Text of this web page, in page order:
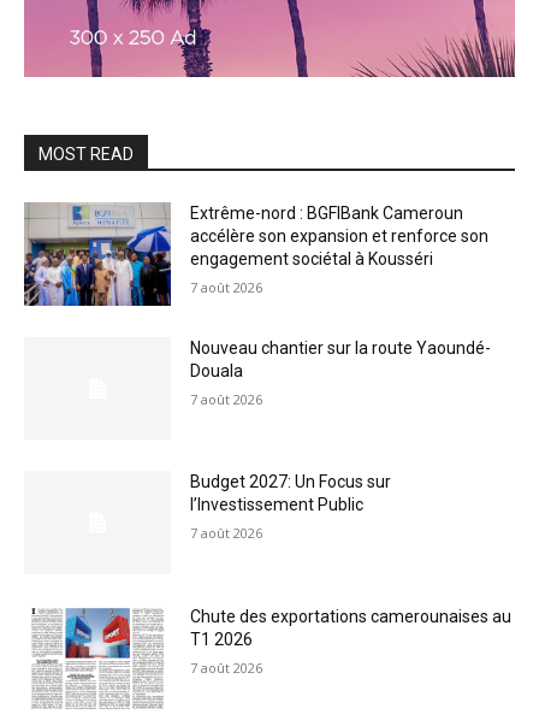
MOST READ
Extrême-nord : BGFIBank Cameroun
accélère son expansion et renforce son
engagement sociétal à Kousséri
7 août 2026
Nouveau chantier sur la route Yaoundé-
Douala
7 août 2026
Budget 2027: Un Focus sur
l’Investissement Public
7 août 2026
Chute des exportations camerounaises au
T1 2026
7 août 2026